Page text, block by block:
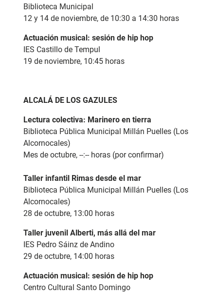
Biblioteca Municipal
12 y 14 de noviembre, de 10:30 a 14:30 horas
Actuación musical: sesión de hip hop
IES Castillo de Tempul
19 de noviembre, 10:45 horas
ALCALÁ DE LOS GAZULES
Lectura colectiva: Marinero en tierra
Biblioteca Pública Municipal Millán Puelles (Los
Alcornocales)
Mes de octubre, --:-- horas (por confirmar)
Taller infantil Rimas desde el mar
Biblioteca Pública Municipal Millán Puelles (Los
Alcornocales)
28 de octubre, 13:00 horas
Taller juvenil Alberti, más allá del mar
IES Pedro Sáinz de Andino
29 de octubre, 14:00 horas
Actuación musical: sesión de hip hop
Centro Cultural Santo Domingo